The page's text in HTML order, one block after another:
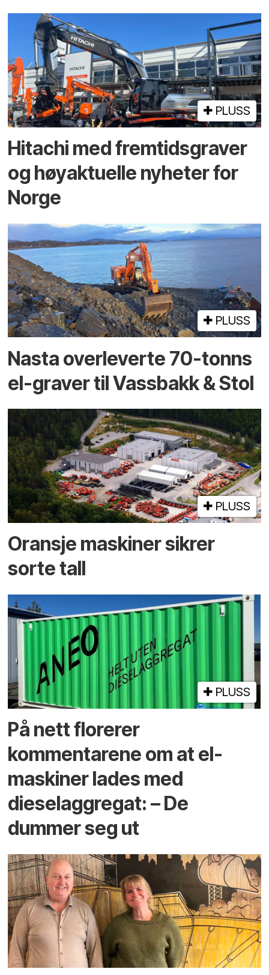
PLUSS
Hitachi med fremtidsgraver
og høyaktuelle nyheter for
Norge
PLUSS
Nasta overleverte 70-tonns
el-graver til Vassbakk & Stol
PLUSS
Oransje maskiner sikrer
sorte tall
PLUSS
På nett florerer
kommentarene om at el-
maskiner lades med
dieselaggregat: – De
dummer seg ut